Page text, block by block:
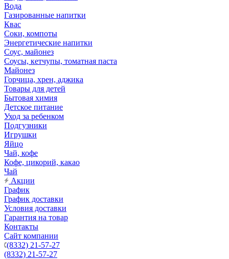
Вода
Газированные напитки
Квас
Соки, компоты
Энергетические напитки
Соус, майонез
Соусы, кетчупы, томатная паста
Майонез
Горчица, хрен, аджика
Товары для детей
Бытовая химия
Детское питание
Уход за ребенком
Подгузники
Игрушки
Яйцо
Чай, кофе
Кофе, цикорий, какао
Чай
Акции
График
График доставки
Условия доставки
Гарантия на товар
Контакты
Сайт компании
(8332) 21-57-27
(8332) 21-57-27